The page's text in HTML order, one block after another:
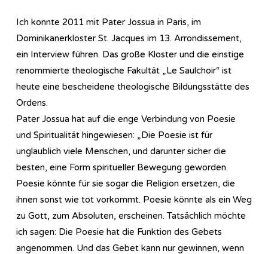
Ich konnte 2011 mit Pater Jossua in Paris, im
Dominikanerkloster St. Jacques im 13. Arrondissement,
ein Interview führen. Das große Kloster und die einstige
renommierte theologische Fakultät „Le Saulchoir“ ist
heute eine bescheidene theologische Bildungsstätte des
Ordens.
Pater Jossua hat auf die enge Verbindung von Poesie
und Spiritualität hingewiesen: „Die Poesie ist für
unglaublich viele Menschen, und darunter sicher die
besten, eine Form spiritueller Bewegung geworden.
Poesie könnte für sie sogar die Religion ersetzen, die
ihnen sonst wie tot vorkommt. Poesie könnte als ein Weg
zu Gott, zum Absoluten, erscheinen. Tatsächlich möchte
ich sagen: Die Poesie hat die Funktion des Gebets
angenommen. Und das Gebet kann nur gewinnen, wenn